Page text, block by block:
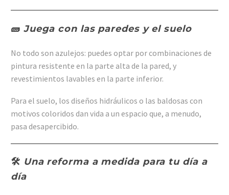
🧱 Juega con las paredes y el suelo
No todo son azulejos: puedes optar por combinaciones de
pintura resistente en la parte alta de la pared, y
revestimientos lavables en la parte inferior.
Para el suelo, los diseños hidráulicos o las baldosas con
motivos coloridos dan vida a un espacio que, a menudo,
pasa desapercibido.
🛠️ Una reforma a medida para tu día a
día